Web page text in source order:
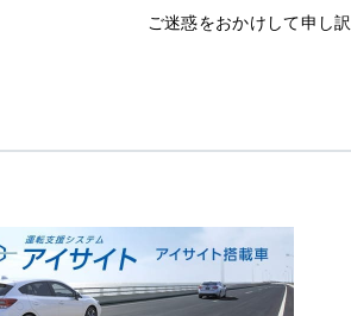
ご迷惑をおかけして申し